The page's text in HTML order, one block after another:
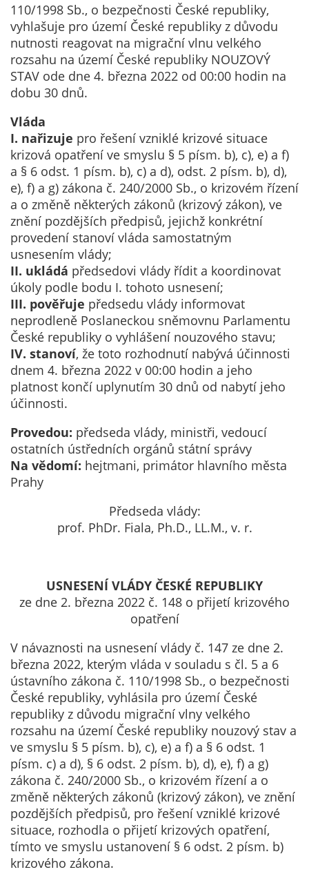
110/1998 Sb., o bezpečnosti České republiky,
vyhlašuje pro území České republiky z důvodu
nutnosti reagovat na migrační vlnu velkého
rozsahu na území České republiky NOUZOVÝ
STAV ode dne 4. března 2022 od 00:00 hodin na
dobu 30 dnů.
Vláda
I. nařizuje pro řešení vzniklé krizové situace
krizová opatření ve smyslu § 5 písm. b), c), e) a f)
a § 6 odst. 1 písm. b), c) a d), odst. 2 písm. b), d),
e), f) a g) zákona č. 240/2000 Sb., o krizovém řízení
a o změně některých zákonů (krizový zákon), ve
znění pozdějších předpisů, jejichž konkrétní
provedení stanoví vláda samostatným
usnesením vlády;
II. ukládá předsedovi vlády řídit a koordinovat
úkoly podle bodu I. tohoto usnesení;
III. pověřuje předsedu vlády informovat
neprodleně Poslaneckou sněmovnu Parlamentu
České republiky o vyhlášení nouzového stavu;
IV. stanoví, že toto rozhodnutí nabývá účinnosti
dnem 4. března 2022 v 00:00 hodin a jeho
platnost končí uplynutím 30 dnů od nabytí jeho
účinnosti.
Provedou: předseda vlády, ministři, vedoucí
ostatních ústředních orgánů státní správy
Na vědomí: hejtmani, primátor hlavního města
Prahy
Předseda vlády:
prof. PhDr. Fiala, Ph.D., LL.M., v. r.
USNESENÍ VLÁDY ČESKÉ REPUBLIKY
ze dne 2. března 2022 č. 148 o přijetí krizového
opatření
V návaznosti na usnesení vlády č. 147 ze dne 2.
března 2022, kterým vláda v souladu s čl. 5 a 6
ústavního zákona č. 110/1998 Sb., o bezpečnosti
České republiky, vyhlásila pro území České
republiky z důvodu migrační vlny velkého
rozsahu na území České republiky nouzový stav a
ve smyslu § 5 písm. b), c), e) a f) a § 6 odst. 1
písm. c) a d), § 6 odst. 2 písm. b), d), e), f) a g)
zákona č. 240/2000 Sb., o krizovém řízení a o
změně některých zákonů (krizový zákon), ve znění
pozdějších předpisů, pro řešení vzniklé krizové
situace, rozhodla o přijetí krizových opatření,
tímto ve smyslu ustanovení § 6 odst. 2 písm. b)
krizového zákona.
soubory cookie a
další technologie,
abychom
přizpůsobili naše
webové stránky
Reklamní
cookies
Reklamní cookies
používáme my
nebo naši partneři,
mohli zobrazit
vhodné obsahy
nebo reklamy jak
na našich
stránkách, tak na
stránkách třetích
subjektů. Díky
tomu můžeme
založené na Vašich
zájmech, tak zvané
pseudonymizované
profily. Na základě
není zpravidla
možná
používány pouze
pseudonymizované
údaje. Pokud
nevyjádříte
souhlas, nebudete
příjemcem obsahů
a reklam
přizpůsobených
Vašim zájmům.